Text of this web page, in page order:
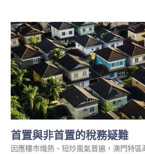
首置與非首置的稅務疑難
因應樓市熾熱、短炒風氣普遍，澳門特區